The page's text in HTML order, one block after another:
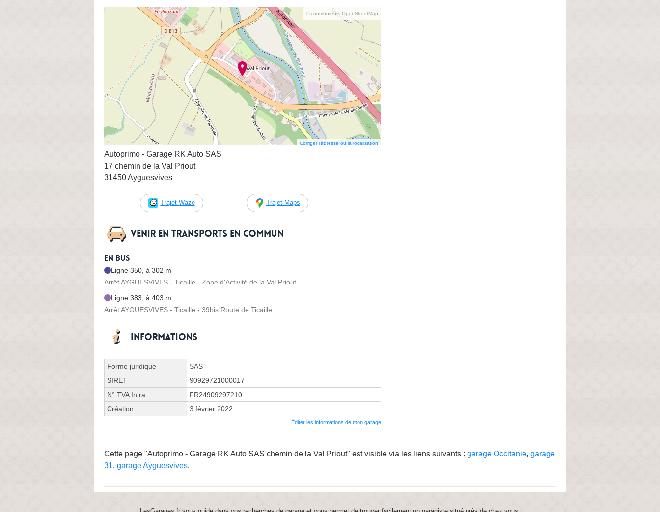
© contributeurs OpenStreetMap
Corriger l’adresse ou la localisation
Autoprimo - Garage RK Auto SAS
17 chemin de la Val Priout
31450 Ayguesvives
Trajet Waze Trajet Maps
Venir en transports en commun
En bus
Ligne 350, à 302 m
Arrêt AYGUESVIVES - Ticaille - Zone d'Activité de la Val Priout
Ligne 383, à 403 m
Arrêt AYGUESVIVES - Ticaille - 39bis Route de Ticaille
Informations
Forme juridique
SAS
SIRET
90929721000017
N° TVA Intra.
FR24909297210
Création
3 février 2022
Éditer les informations de mon garage
Cette page "Autoprimo - Garage RK Auto SAS chemin de la Val Priout" est visible via les liens suivants : garage Occitanie, garage
31, garage Ayguesvives.